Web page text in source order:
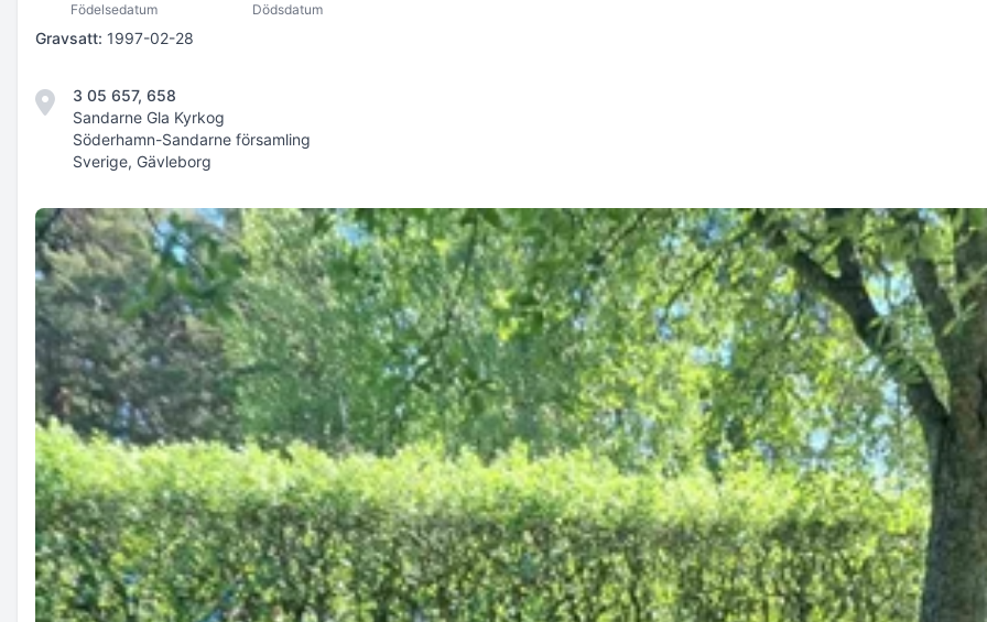
Födelsedatum Dödsdatum
Gravsatt: 1997-02-28
3 05 657, 658
Sandarne Gla Kyrkog
Söderhamn-Sandarne församling
Sverige, Gävleborg